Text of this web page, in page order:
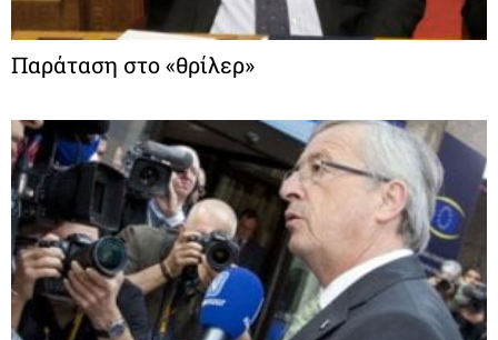
Παράταση στο «θρίλερ»